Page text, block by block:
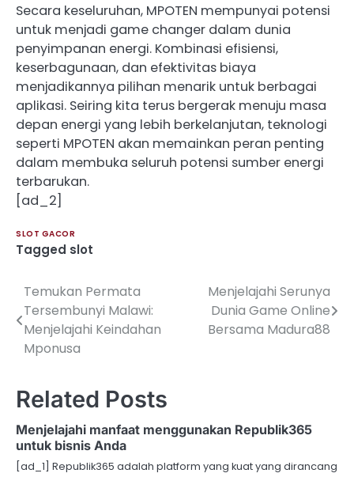
Secara keseluruhan, MPOTEN mempunyai potensi
untuk menjadi game changer dalam dunia
penyimpanan energi. Kombinasi efisiensi,
keserbagunaan, dan efektivitas biaya
menjadikannya pilihan menarik untuk berbagai
aplikasi. Seiring kita terus bergerak menuju masa
depan energi yang lebih berkelanjutan, teknologi
seperti MPOTEN akan memainkan peran penting
dalam membuka seluruh potensi sumber energi
terbarukan.
[ad_2]
SLOT GACOR
Tagged slot
Post
navigation
Temukan Permata
Tersembunyi Malawi:
Menjelajahi Keindahan
Mponusa
Menjelajahi Serunya
Dunia Game Online
Bersama Madura88
Related Posts
Menjelajahi manfaat menggunakan Republik365
untuk bisnis Anda
[ad_1] Republik365 adalah platform yang kuat yang dirancang